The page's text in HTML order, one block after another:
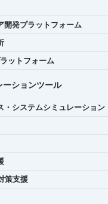
開発プラットフォーム
ットフォーム
ーションツール
・システムシミュレーション
策支援